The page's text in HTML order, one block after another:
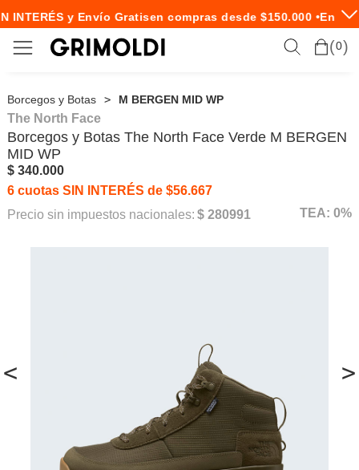
INTERÉS y Envío Gratisen compras desde $150.000 • Envío
0
Borcegos y Botas M BERGEN MID WP
< >
The North Face
Borcegos y Botas The North Face Verde M BERGEN
MID WP
$ 340.000
6 cuotas SIN INTERÉS de $56.667
Precio sin impuestos nacionales: $ 280991 TEA: 0%